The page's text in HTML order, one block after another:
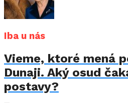
Iba u nás
Vieme, ktoré mená
Dunaji. Aký osud
postavy?